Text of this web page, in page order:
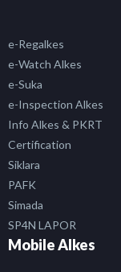
e-Regalkes
e-Watch Alkes
e-Suka
e-Inspection Alkes
Info Alkes & PKRT
Certification
Siklara
PAFK
Simada
SP4N LAPOR
Mobile Alkes